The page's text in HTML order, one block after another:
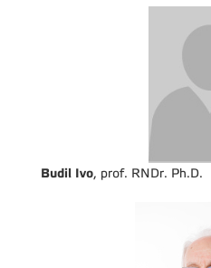
Budil Ivo, prof. RNDr. Ph.D.